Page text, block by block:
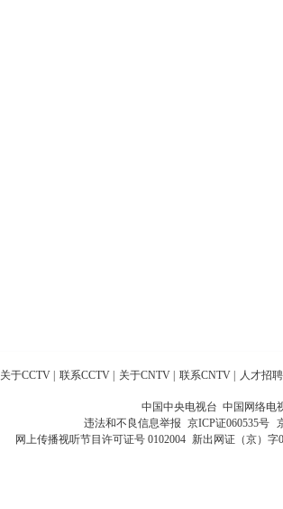
关于CCTV 联系CCTV 关于CNTV 联系CNTV 人才招聘
中国中央电视台 中国网络电
违法和不良信息举报 京ICP证060535号
网上传播视听节目许可证号 0102004 新出网证（京）